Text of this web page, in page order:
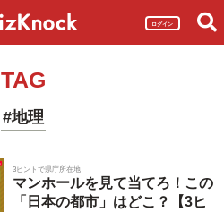
ログイン
TAG
#地理
3ヒントで県庁所在地
マンホールを見て当てろ！この
「日本の都市」はどこ？【3ヒ